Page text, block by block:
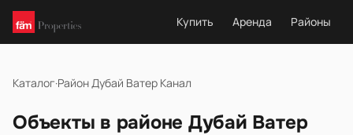
Купить Аренда Районы
Каталог·Район Дубай Ватер Канал
Объекты в районе Дубай Ватер